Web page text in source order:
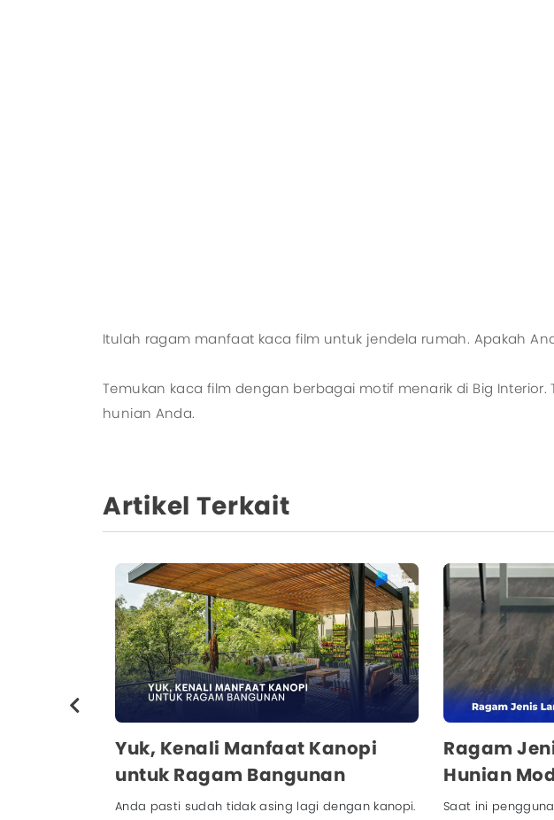
Itulah ragam manfaat kaca film untuk jendela rumah. Apakah
Temukan kaca film dengan berbagai motif menarik di Big
hunian Anda.
Artikel Terkait
Yuk, Kenali Manfaat Kanopi
untuk Ragam Bangunan
Anda pasti sudah tidak asing lagi dengan kanopi.
Ragam
Hunian
Saat ini